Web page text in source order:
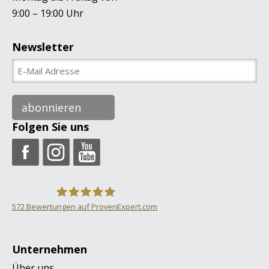
9:00 – 19:00 Uhr
Newsletter
abonnieren
Folgen Sie uns
572 Bewertungen auf ProvenExpert.com
Unternehmen